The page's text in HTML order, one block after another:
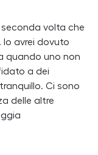
volta che
avrei dovuto
quando uno non
a dei
Ci sono
delle altre